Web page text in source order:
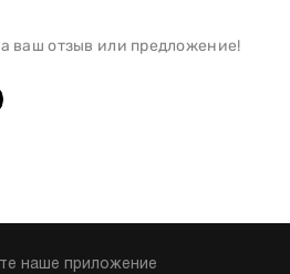
ваш отзыв или предложение!
наше приложение